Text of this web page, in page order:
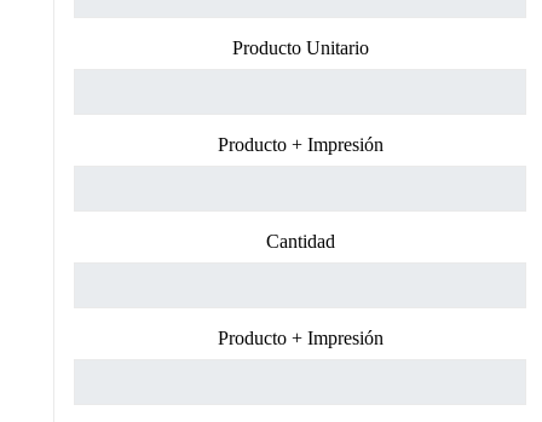
Producto Unitario
Producto + Impresión
Cantidad
Producto + Impresión